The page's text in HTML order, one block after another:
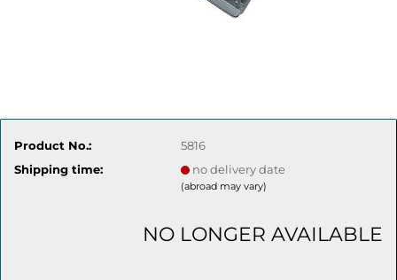
Product No.:
5816
Shipping time:
no delivery date
(abroad may vary)
NO LONGER AVAILABLE